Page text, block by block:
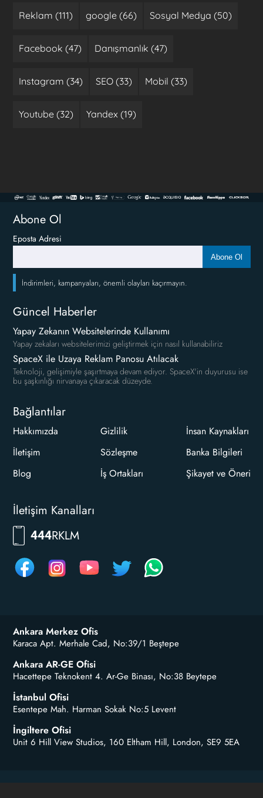
Reklam (111) google (66) Sosyal Medya (50)
Facebook (47) Danışmanlık (47)
Instagram (34) SEO (33) Mobil (33)
Youtube (32) Yandex (19)
Abone Ol
Eposta Adresi
Abone Ol
İndirimleri, kampanyaları, önemli olayları kaçırmayın.
Güncel Haberler
Yapay Zekanın Websitelerinde Kullanımı
Yapay zekaları websitelerimizi geliştirmek için nasıl kullanabiliriz
SpaceX ile Uzaya Reklam Panosu Atılacak
Teknoloji, gelişimiyle şaşırtmaya devam ediyor. SpaceX'in duyurusu ise
bu şaşkınlığı nirvanaya çıkaracak düzeyde.
Bağlantılar
Hakkımızda
İletişim
Blog
Gizlilik
Sözleşme
İş Ortakları
İnsan Kaynakları
Banka Bilgileri
Şikayet ve Öneri
İletişim Kanalları
444RKLM
Ankara Merkez Ofis
Karaca Apt. Merhale Cad, No:39/1 Beştepe
Ankara AR-GE Ofisi
Hacettepe Teknokent 4. Ar-Ge Binası, No:38 Beytepe
İstanbul Ofisi
Esentepe Mah. Harman Sokak No:5 Levent
İngiltere Ofisi
Unit 6 Hill View Studios, 160 Eltham Hill, London, SE9 5EA